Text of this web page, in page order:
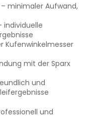
minimaler Aufwand,
individuelle
Kufenwinkelmesser
mit der Sparx
und
und